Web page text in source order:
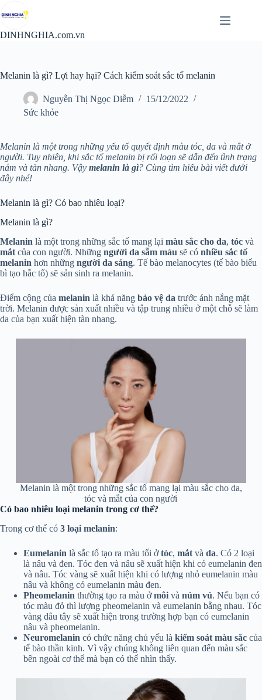
đến
nội
DINHNGHIA.com.vn
Melanin là gì? Lợi hay hại? Cách kiểm soát sắc tố melanin
Nguyễn Thị Ngọc Diễm
15/12/2022
Sức khỏe
Melanin là một trong những yếu tố quyết định màu tóc, da và mắt ở
người. Tuy nhiên, khi sắc tố melanin bị rối loạn sẽ dẫn đến tình trạng
nám và tàn nhang. Vậy melanin là gì? Cùng tìm hiểu bài viết dưới
đây nhé!
Melanin là gì? Có bao nhiêu loại?
Melanin là gì?
Melanin là một trong những sắc tố mang lại màu sắc cho da, tóc và
mắt của con người. Những người da sẫm màu sẽ có nhiều sắc tố
melanin hơn những người da sáng. Tế bào melanocytes (tế bào biểu
bì tạo hắc tố) sẽ sản sinh ra melanin.
Điểm cộng của melanin là khả năng bảo vệ da trước ánh nắng mặt
trời. Melanin được sản xuất nhiều và tập trung nhiều ở một chỗ sẽ làm
da của bạn xuất hiện tàn nhang.
Melanin là một trong những sắc tố mang lại màu sắc cho da,
tóc và mắt của con người
Có bao nhiêu loại melanin trong cơ thể?
Trong cơ thể có 3 loại melanin:
Eumelanin là sắc tố tạo ra màu tối ởtóc, mắt và da. Có 2 loại
là nâu và đen. Tóc đen và nâu sẽ xuất hiện khi có eumelanin đen
và nâu. Tóc vàng sẽ xuất hiện khi có lượng nhỏ eumelanin màu
nâu và không có eumelanin màu đen.
Pheomelanin thường tạo ra màu ởmôi và núm vú. Nếu bạn có
tóc màu đỏ thì lượng pheomelanin và eumelanin bằng nhau. Tóc
vàng dâu tây sẽ xuất hiện trong trường hợp bạn có eumelanin
nâu và pheomelanin.
Neuromelanin có chức năng chủ yếu là kiểm soát màu sắc của
tế bào thần kinh. Vì vậy chúng không liên quan đến màu sắc
bên ngoài cơ thể mà bạn có thể nhìn thấy.